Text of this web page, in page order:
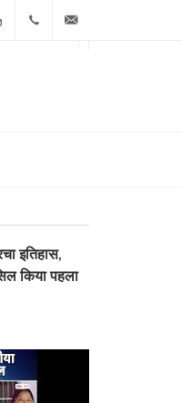
इतिहास,
किया पहला